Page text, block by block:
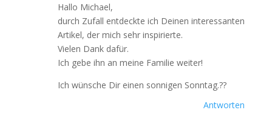
Hallo Michael,
durch Zufall entdeckte ich Deinen interessanten
Artikel, der mich sehr inspirierte.
Vielen Dank dafür.
Ich gebe ihn an meine Familie weiter!
Ich wünsche Dir einen sonnigen Sonntag.??
Antworten